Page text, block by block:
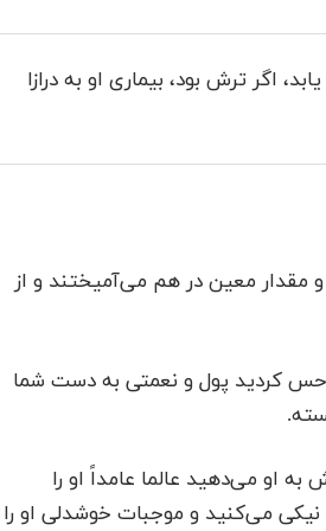
اگر ترش بود، بیماری او به درازا
مقدار معین در هم می‌آمیختند و از
حس کردید پول و نعمتی به دست شما
او می‌دهید عالما عامداً او را
می‌کنید و موجبات خوشدلی او را